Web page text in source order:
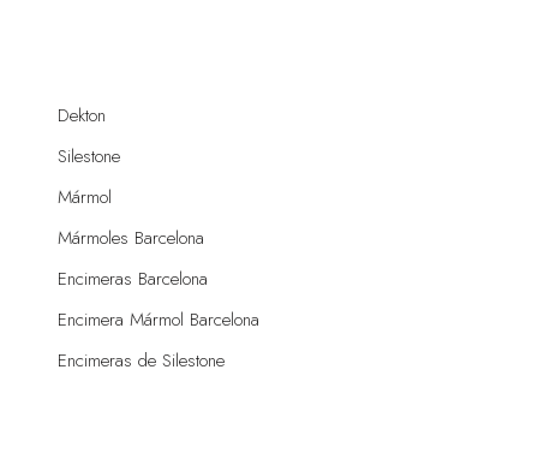
Dekton
Silestone
Mármol
Mármoles Barcelona
Encimeras Barcelona
Encimera Mármol Barcelona
Encimeras de Silestone